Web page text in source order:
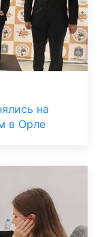
на
в Орле